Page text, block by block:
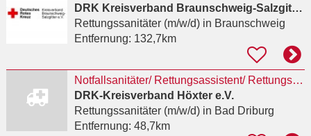
DRK Kreisverband Braunschweig-Salzgitter e.V.
Rettungssanitäter (m/w/d)in Braunschweig
Entfernung: 132,7km
Notfallsanitäter/ Rettungsassistent/ Rettungssanitäter (m/w/d)
DRK-Kreisverband Höxter e.V.
Rettungssanitäter (m/w/d)in Bad Driburg
Entfernung: 48,7km